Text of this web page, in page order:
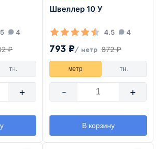
4
₽
тн.
+
Швеллер 10 У
4.5 4
793 ₽/ метр 872 ₽
метр тн.
- +
В корзину